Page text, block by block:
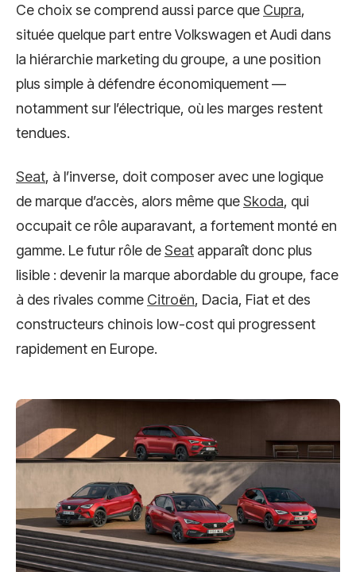
Ce choix se comprend aussi parce que Cupra,
située quelque part entre Volkswagen et Audi dans
la hiérarchie marketing du groupe, a une position
plus simple à défendre économiquement —
notamment sur l’électrique, où les marges restent
tendues.
Seat, à l’inverse, doit composer avec une logique
de marque d’accès, alors même queSkoda, qui
occupait ce rôle auparavant, a fortement monté en
gamme. Le futur rôle deSeat apparaît donc plus
lisible : devenir la marque abordable du groupe, face
à des rivales comme Citroën, Dacia, Fiat et des
constructeurs chinois low-cost qui progressent
rapidement en Europe.